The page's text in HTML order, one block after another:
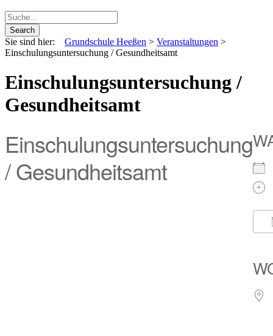
Sie sind hier: Grundschule Heeßen > Veranstaltungen >
Einschulungsuntersuchung / Gesundheitsamt
Einschulungsuntersuchung /
Gesundheitsamt
Einschulungsuntersuchung
/ Gesundheitsamt